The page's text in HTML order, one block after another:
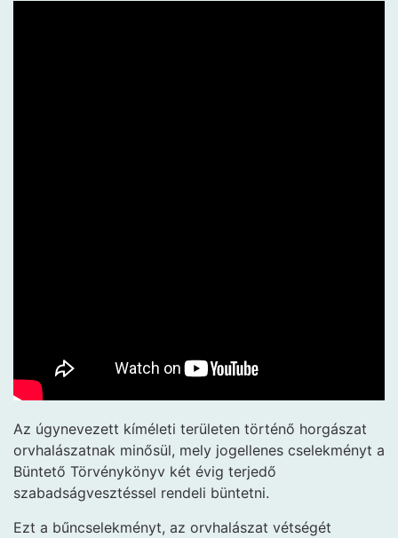
Az úgynevezett kíméleti területen történő horgászat
orvhalászatnak minősül, mely jogellenes cselekményt a
Büntető Törvénykönyv két évig terjedő
szabadságvesztéssel rendeli büntetni.
Ezt a bűncselekményt, az orvhalászat vétségét